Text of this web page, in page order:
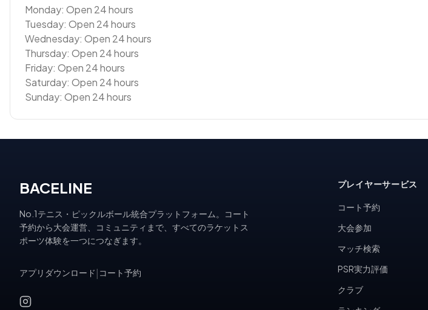
Monday: Open 24 hours
Tuesday: Open 24 hours
Wednesday: Open 24 hours
Thursday: Open 24 hours
Friday: Open 24 hours
Saturday: Open 24 hours
Sunday: Open 24 hours
BACELINE
No.1テニス・ピックルボール統合プラットフォーム。コート
予約から大会運営、コミュニティまで、すべてのラケットス
ポーツ体験を一つにつなぎます。
アプリダウンロード コート予約
プレイヤーサービス
コート予約
大会参加
マッチ検索
PSR実力評価
クラブ